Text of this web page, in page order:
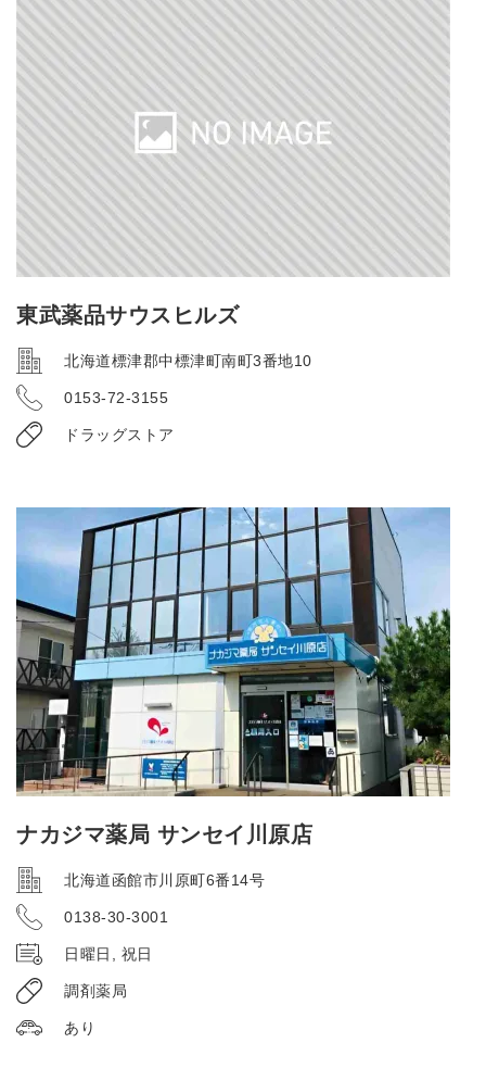
東武薬品サウスヒルズ
北海道標津郡中標津町南町3番地10
0153-72-3155
ドラッグストア
ナカジマ薬局 サンセイ川原店
北海道函館市川原町6番14号
0138-30-3001
日曜日, 祝日
調剤薬局
あり